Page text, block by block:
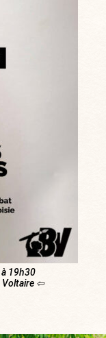
19h30
Voltaire ⇦